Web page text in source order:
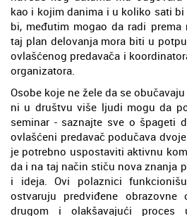
kao i kojim danima i u koliko sati bi
bi, međutim mogao da radi prema
taj plan delovanja mora biti u
ovlašćenog predavača i
organizatora.
Osobe koje ne žele da se
ni u društvu više ljudi mogu da
seminar - saznajte sve o špageti
ovlašćeni predavač podučava
je potrebno uspostaviti aktivnu
da i na taj način stiču nova znanja
i ideja. Ovi polaznici
ostvaruju predviđene obrazovne
drugom i olakšavajući proces